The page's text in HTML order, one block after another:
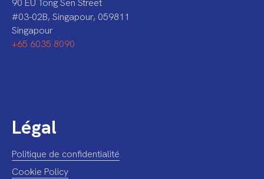
90 EU Tong Sen Street
#03-02B, Singapour, 059811
Singapour
+65 6035 8090
Légal
Politique de confidentialité
Cookie Policy